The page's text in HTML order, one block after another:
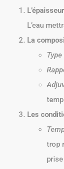
L’eau
La
Les
trop